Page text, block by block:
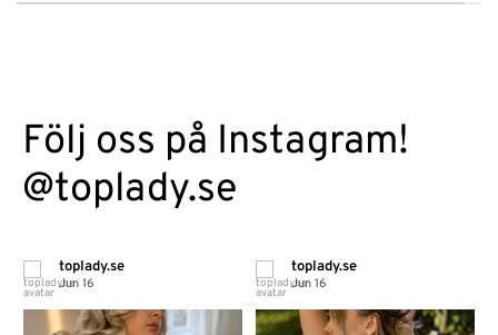
Följ oss på Instagram!
@toplady.se
toplady.se
Jun 16
toplady.se
Jun 16